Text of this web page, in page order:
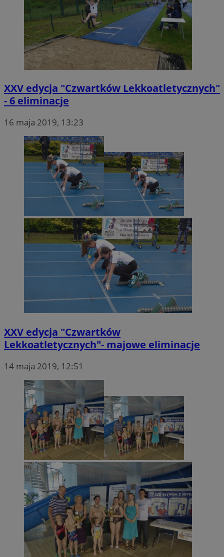
XXV edycja "Czwartków Lekkoatletycznych"
- 6 eliminacje
16 maja 2019, 13:23
XXV edycja "Czwartków
Lekkoatletycznych"- majowe eliminacje
14 maja 2019, 12:51